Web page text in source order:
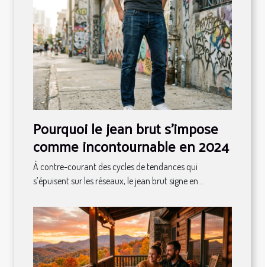
Pourquoi le jean brut s’impose
comme incontournable en 2024
À contre-courant des cycles de tendances qui
s’épuisent sur les réseaux, le jean brut signe en...